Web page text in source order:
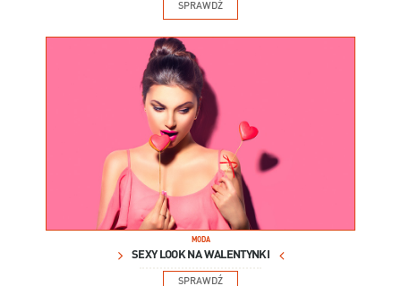
SPRAWDŹ
MODA
SEXY LOOK NA WALENTYNKI
SPRAWDŹ